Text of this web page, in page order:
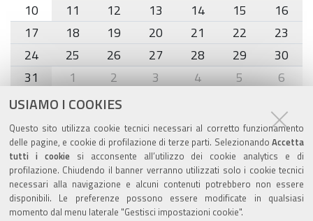
USIAMO I COOKIES
Questo sito utilizza cookie tecnici necessari al corretto funzionamento
delle pagine, e cookie di profilazione di terze parti. Selezionando Accetta
tutti i cookiesi acconsente all’utilizzo dei cookie analytics e di
profilazione. Chiudendo il banner verranno utilizzati solo i cookie tecnici
necessari alla navigazione e alcuni contenuti potrebbero non essere
disponibili. Le preferenze possono essere modificate in qualsiasi
momento dal menu laterale "Gestisci impostazioni cookie".
10
11 12 13 14 15
16
17
18 19 20 21 22
23
24
25 26 27 28 29
30
31
1 2 3 4 5 6
Agenda eventi
torna alla sezione
Valuta questo sito